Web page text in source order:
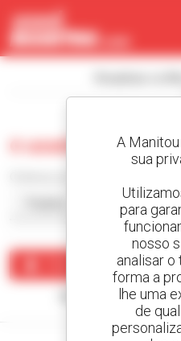
0 usado
Criar um alerta
Nenhum resultado
Painel de Gerenciamento de Cookies
A
sua
para
nosso
analisar
forma a
lhe uma
de